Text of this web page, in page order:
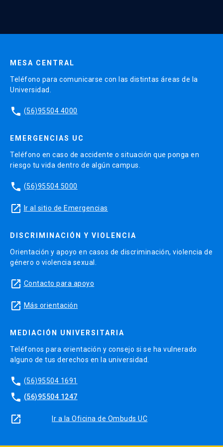
MESA CENTRAL
Teléfono para comunicarse con las distintas áreas de la
Universidad.
phone (56)95504 4000
EMERGENCIAS UC
Teléfono en caso de accidente o situación que ponga en
riesgo tu vida dentro de algún campus.
phone (56)95504 5000
launch Ir al sitio de Emergencias
DISCRIMINACIÓN Y VIOLENCIA
Orientación y apoyo en casos de discriminación, violencia de
género o violencia sexual.
launch Contacto para apoyo
launch Más orientación
MEDIACIÓN UNIVERSITARIA
Teléfonos para orientación y consejo si se ha vulnerado
alguno de tus derechos en la universidad.
phone (56)95504 1691
phone (56)95504 1247
launch Ir a la Oficina de Ombuds UC